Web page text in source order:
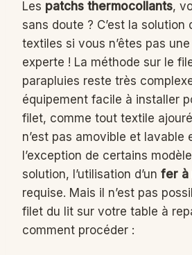
Les patchs thermocollants,
sans doute ? C’est la solution
textiles si vous n’êtes pas
experte ! La méthode sur le
parapluies reste très
équipement facile à installer
filet, comme tout textile
n’est pas amovible et lavable
l’exception de certains
solution, l’utilisation d’un fer à
requise. Mais il n’est pas
filet du lit sur votre table à
comment procéder :